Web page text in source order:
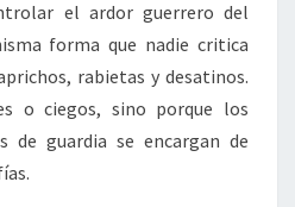
el ardor guerrero del
forma que nadie critica
rabietas y desatinos.
o ciegos, sino porque los
de guardia se encargan de